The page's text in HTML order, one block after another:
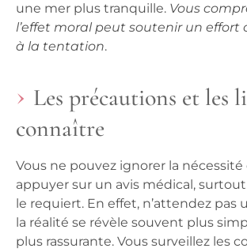
une mer plus tranquille. Vous
l’effet moral peut soutenir un effort
à la tentation.
Les précautions et les
connaître
Vous ne pouvez ignorer la nécessité
appuyer sur un avis médical,
le requiert. En effet, n’attendez pas
la réalité se révèle souvent plus
plus rassurante. Vous surveillez les